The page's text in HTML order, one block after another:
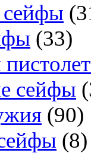
сейфы
(33)
сейфы
(90)
(8)